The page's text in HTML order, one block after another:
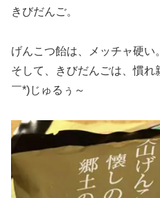
きびだんご。
げんこつ飴は、メッチャ硬い。
そして、きびだんごは、慣
￣*)じゅるぅ～